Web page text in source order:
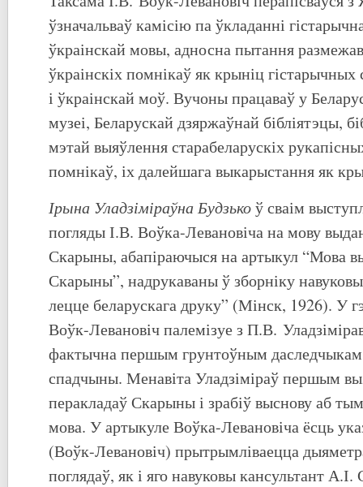
ўзначальваў камісію па ўкладанні
ўкраінскай мовы, адносна пытання
ўкраінскіх помнікаў як крыніц гістарычных
і ўкраінскай моў. Вучоны працаваў у
музеі, Беларускай дзяржаўнай бібліятэцы,
мэтай выяўлення старабеларускіх
помнікаў, іх далейшага выкарыстання як
Ірына Уладзіміраўна Будзькоў сваім
погляды І.В. Воўка-Левановіча на мову
Скарыны, абапіраючыся на артыкул “Мова
Скарыны”, надрукаваны ў зборніку
лецце беларускага друку” (Мінск, 1926). У
Воўк-Левановіч палемізуе з П.В.
фактычна першым грунтоўным
спадчыны. Менавіта Уладзіміраў першым
перакладаў Скарыны і зрабіў выснову аб
мова. У артыкуле Воўка-Левановіча ёсць
(Воўк-Левановіч) прытрымліваецца
поглядаў, як і яго навуковы кансультант